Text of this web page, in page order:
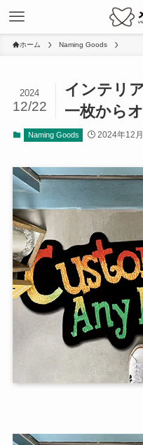
ホーム Naming Goods
インテリ
一枚から
2024
12/22
Naming Goods 2024年12